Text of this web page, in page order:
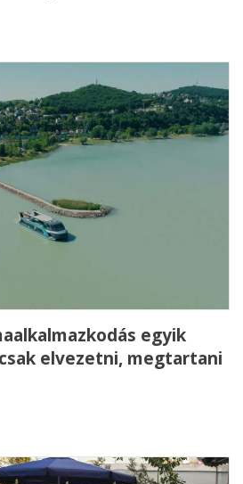
egyik
elvezetni, megtartani